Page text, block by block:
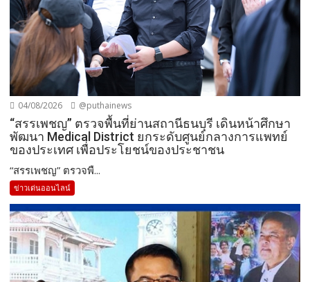
04/08/2026 @puthainews
“สรรเพชญ” ตรวจพื้นที่ย่านสถานีธนบุรี เดินหน้าศึกษา
พัฒนา Medical District ยกระดับศูนย์กลางการแพทย์
ของประเทศ เพื่อประโยชน์ของประชาชน
“สรรเพชญ” ตรวจพื...
ข่าวเด่นออนไลน์